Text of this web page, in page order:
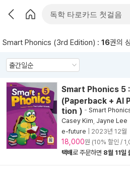
Smart Phonics (3rd Edition) : 16권의
Smart Phonics 5
(Paperback + AI
tion ) - Smart
Casey Kim Jayne Lee
e-future
2023년 12월
18,000원 (10% 할인 /
택배로 주문하면 8월 11일